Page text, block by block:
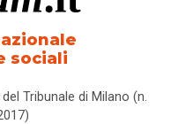
sociali
Tribunale di Milano (n.